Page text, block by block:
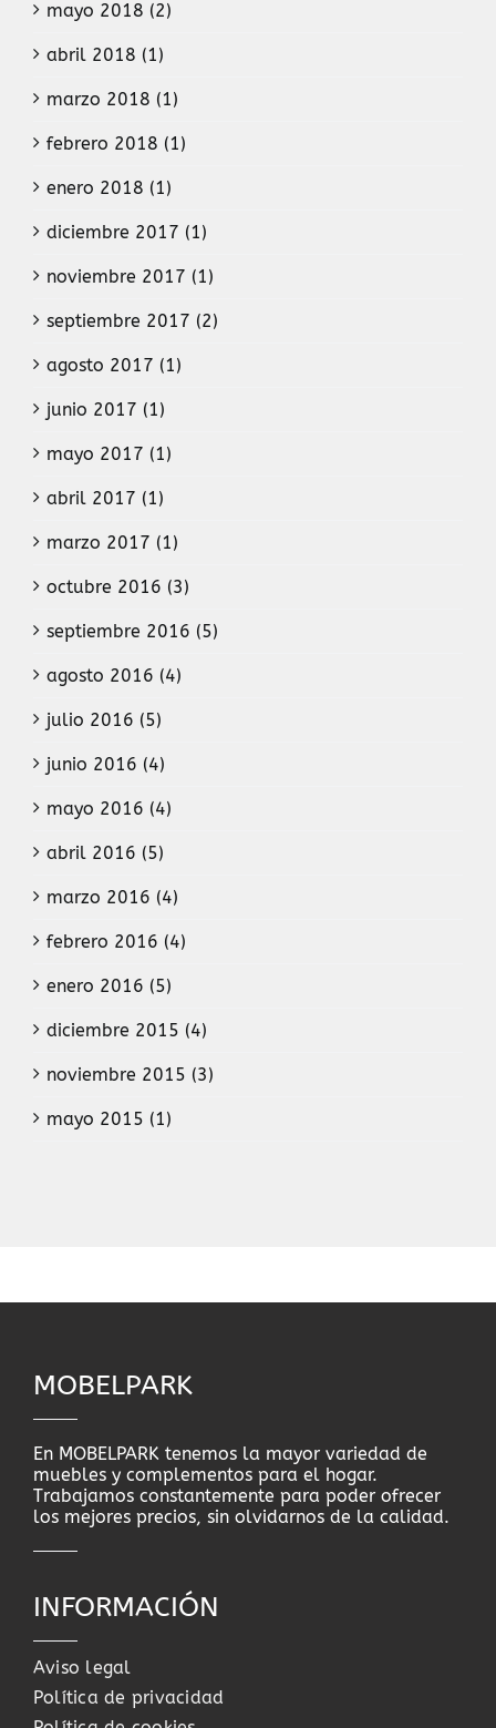
mayo 2018 (2)
abril 2018 (1)
marzo 2018 (1)
febrero 2018 (1)
enero 2018 (1)
diciembre 2017 (1)
noviembre 2017 (1)
septiembre 2017 (2)
agosto 2017 (1)
junio 2017 (1)
mayo 2017 (1)
abril 2017 (1)
marzo 2017 (1)
octubre 2016 (3)
septiembre 2016 (5)
agosto 2016 (4)
julio 2016 (5)
junio 2016 (4)
mayo 2016 (4)
abril 2016 (5)
marzo 2016 (4)
febrero 2016 (4)
enero 2016 (5)
diciembre 2015 (4)
noviembre 2015 (3)
mayo 2015 (1)
MOBELPARK
En MOBELPARK tenemos la mayor variedad de
muebles y complementos para el hogar.
Trabajamos constantemente para poder ofrecer
los mejores precios, sin olvidarnos de la calidad.
INFORMACIÓN
Aviso legal
Política de privacidad